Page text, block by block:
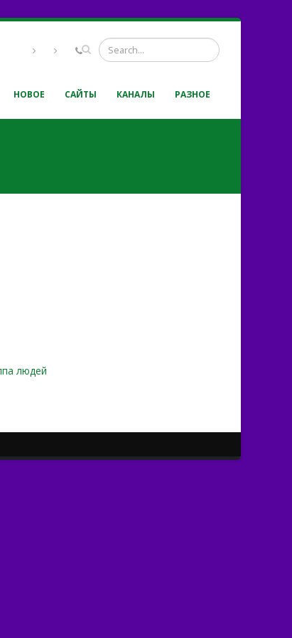
НОВОЕ САЙТЫ КАНАЛЫ РАЗНОЕ
людей